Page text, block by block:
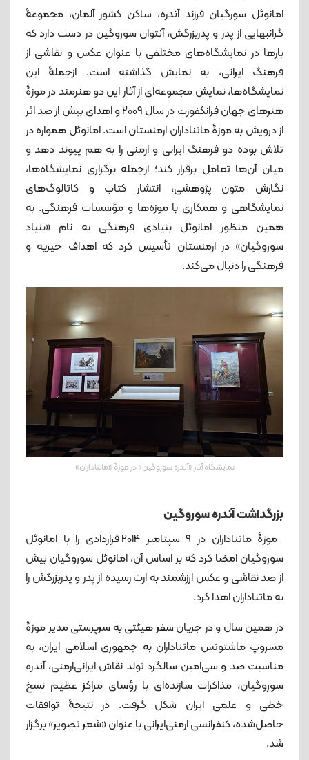
امانوئل سورگیان فرزند آندره، ساکن کشور آلمان، مجموعۀ
گرانبهایی از پدر و پدربزرگش، آنتوان سوروگین در دست دارد که
بارها در نمایشگاه‌های مختلفی با عنوان عکس و نقاشی از
فرهنگ ایرانی، به نمایش گذاشته است. ازجملۀ این
نمایشگاه‌ها، نمایش مجموعه‌ای از آثار این دو هنرمند در موزۀ
هنرهای جهان فرانکفورت در سال ۲۰۰۹ و اهدای بیش از صد اثر
از درویش به موزۀ ماتناداران ارمنستان است. امانوئل همواره در
تلاش بوده دو فرهنگ ایرانی و ارمنی را به هم پیوند دهد و
میان آن‌ها تعامل برقرار کند؛ ازجمله برگزاری نمایشگاه‌ها،
نگارش متون پژوهشی، انتشار کتاب و کاتالوگ‌های
نمایشگاهی و همکاری با موزه‌ها و مؤسسات فرهنگی. به
همین منظور امانوئل بنیادی فرهنگی به نام «بنیاد
سوروگیان» در ارمنستان تأسیس کرد که اهداف خیریه و
فرهنگی را دنبال می‌کند.
نمایشگاه آثار «آندره سوروگین» در موزۀ «ماتناداران»
بزرگداشت‌ آندره سوروگین
موزۀ ماتناداران در ۹ سپتامبر ۲۰۱۴ قراردادی را با امانوئل
سوروگیان امضا کرد که بر اساس آن، امانوئل سوروگیان بیش
از صد نقاشی و عکس ارزشمند به ارث رسیده از پدر و پدربزرگش را
به ماتناداران اهدا کرد.
در همین سال و در جریان سفر هیئتی به سرپرستی مدیر موزۀ
مسروپ ماشتوتس ماتناداران به جمهوری اسلامی ایران، به
مناسبت صد و سی‌امین سالگرد تولد نقاش ایرانی‌ارمنی، آندره
سوروگیان، مذاکرات سازنده‌ای با رؤسای مراکز عظیم نسخ
خطی و علمی ایران شکل گرفت. در نتیجۀ توافقات
حاصل‌شده، کنفرانسی ارمنی‌ایرانی با عنوان «شعر تصویر» برگزار
شد.